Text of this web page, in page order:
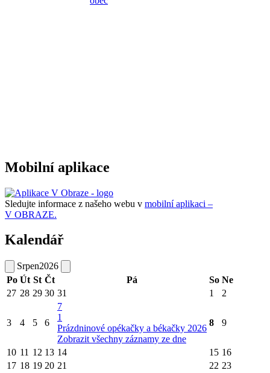
Mobilní aplikace
Sledujte informace z našeho webu v mobilní aplikaci –
V OBRAZE.
Kalendář
Srpen2026
Po Út St Čt Pá So Ne
27 28 29 30 31 1 2
3 4 5 6
7
1
Prázdninové opékačky a békačky 2026
Zobrazit všechny záznamy ze dne
8 9
10 11 12 13 14 15 16
17 18 19 20 21 22 23